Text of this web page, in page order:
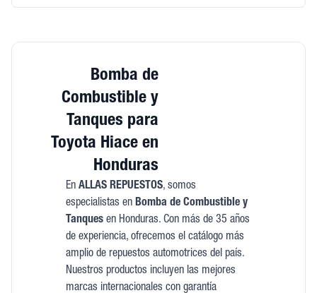
Bomba de
Combustible y
Tanques para
Toyota Hiace en
Honduras
En ALLAS REPUESTOS, somos
especialistas en Bomba de Combustible y
Tanquesen Honduras. Con más de 35 años
de experiencia, ofrecemos el catálogo más
amplio de repuestos automotrices del país.
Nuestros productos incluyen las mejores
marcas internacionales con garantía